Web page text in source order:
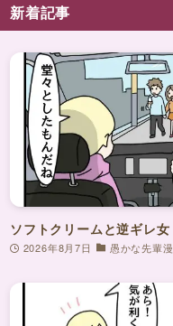
新着記事
ソフトクリームと逆ギレ女
2026年8月7日 愚かな先輩